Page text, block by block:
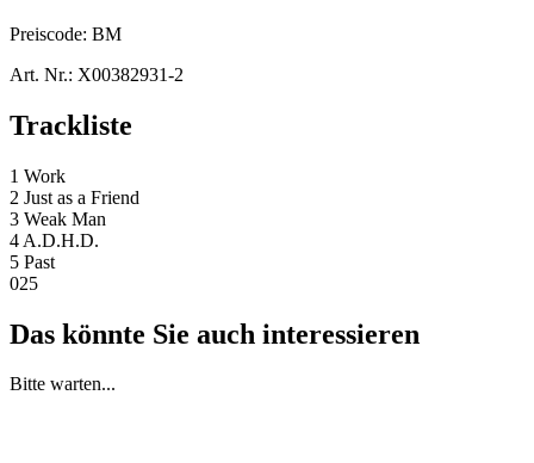
Preiscode: BM
Art. Nr.: X00382931-2
Trackliste
1 Work
2 Just as a Friend
3 Weak Man
4 A.D.H.D.
5 Past
025
Das könnte Sie auch interessieren
Bitte warten...